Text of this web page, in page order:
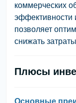
коммерческих
эффективности
позволяет
снижать
Плюсы
Основные